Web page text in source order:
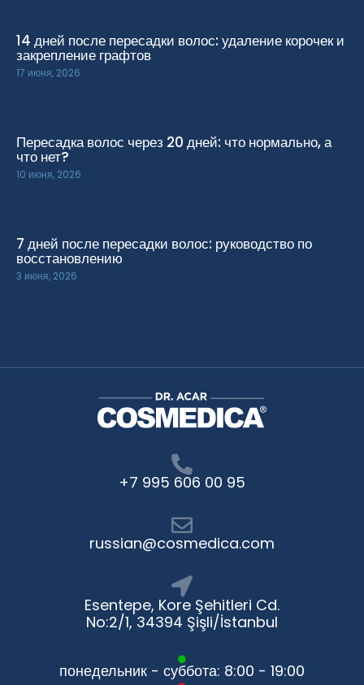
14 дней после пересадки волос: удаление корочек и
закрепление графтов
17 июня, 2026
Пересадка волос через 20 дней: что нормально, а
что нет?
10 июня, 2026
7 дней после пересадки волос: руководство по
восстановлению
3 июня, 2026
+7 995 606 00 95
russian@cosmedica.com
Esentepe, Kore Şehitleri Cd.
No:2/1, 34394 Şişli/İstanbul
понедельник - суббота: 8:00 - 19:00